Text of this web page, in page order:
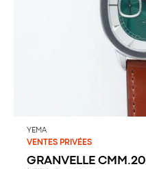
YEMA
VENTES PRIVÉES
GRANVELLE CMM.20